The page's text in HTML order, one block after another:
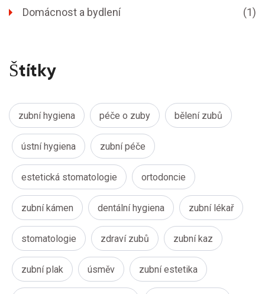
Domácnost a bydlení (1)
Štítky
zubní hygiena péče o zuby bělení zubů
ústní hygiena zubní péče
estetická stomatologie ortodoncie
zubní kámen dentální hygiena zubní lékař
stomatologie zdraví zubů zubní kaz
zubní plak úsměv zubní estetika